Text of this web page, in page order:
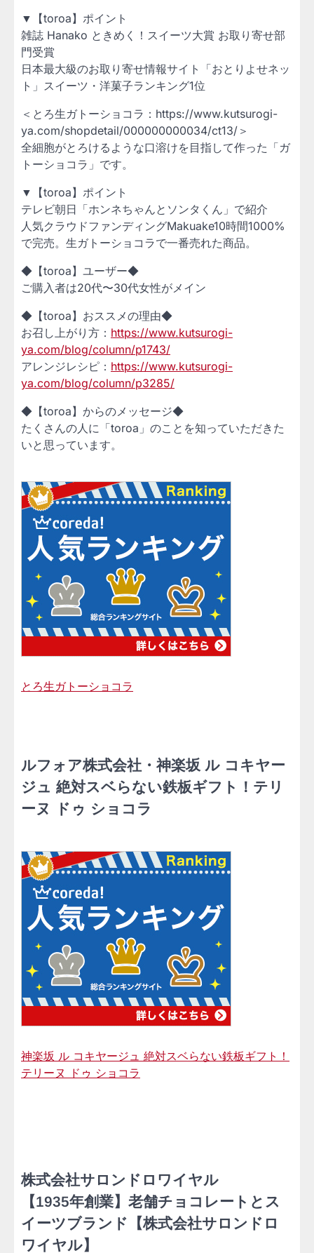
▼【toroa】ポイント
雑誌 Hanako ときめく！スイーツ大賞 お取り寄せ部
門受賞
日本最大級のお取り寄せ情報サイト「おとりよせネッ
ト」スイーツ・洋菓子ランキング1位
＜とろ生ガトーショコラ：https://www.kutsurogi-
ya.com/shopdetail/000000000034/ct13/＞
全細胞がとろけるような口溶けを目指して作った「ガ
トーショコラ」です。
▼【toroa】ポイント
テレビ朝日「ホンネちゃんとソンタくん」で紹介
人気クラウドファンディングMakuake10時間1000%
で完売。生ガトーショコラで一番売れた商品。
◆【toroa】ユーザー◆
ご購入者は20代〜30代女性がメイン
◆【toroa】おススメの理由◆
お召し上がり方： https://www.kutsurogi-
ya.com/blog/column/p1743/
アレンジレシピ： https://www.kutsurogi-
ya.com/blog/column/p3285/
◆【toroa】からのメッセージ◆
たくさんの人に「toroa」のことを知っていただきた
いと思っています。
とろ生ガトーショコラ
ルフォア株式会社・神楽坂 ル コキヤー
ジュ 絶対スベらない鉄板ギフト！テリ
ーヌ ドゥ ショコラ
神楽坂 ル コキヤージュ 絶対スベらない鉄板ギフト！
テリーヌ ドゥ ショコラ
株式会社サロンドロワイヤル
【1935年創業】老舗チョコレートとス
イーツブランド【株式会社サロンドロ
ワイヤル】